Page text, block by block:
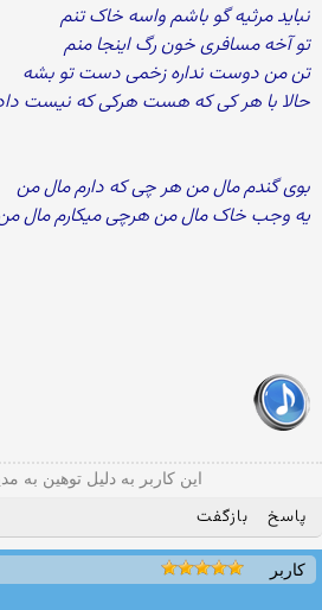
نباید مرثیه گو باشم واسه خاک تنم
تو آخه مسافری خون رگ اینجا منم
تن من دوست نداره زخمی دست تو بشه
حالا با هر کی که هست هرکی که نیست
بوی گندم مال من هر چی که دارم مال من
یه وجب خاک مال من هرچی میکارم مال
این کاربر به دلیل توهین به
پاسخ بازگفت
کاربر